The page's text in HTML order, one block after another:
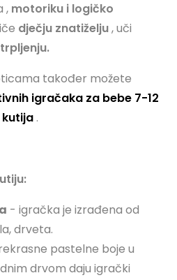
, motoriku i logičko
dječju znatiželju, uči
također možete
igračaka za bebe 7-12
.
- igračka je izrađena od
drveta.
pastelne boje u
drvom daju igrački